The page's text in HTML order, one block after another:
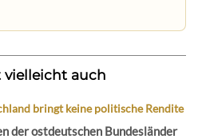
vielleicht auch
bringt keine politische Rendite
der ostdeutschen Bundesländer